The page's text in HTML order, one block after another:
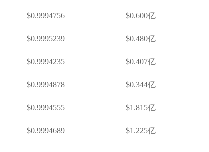
$0.9994756 $0.600亿
$0.9995239 $0.480亿
$0.9994235 $0.407亿
$0.9994878 $0.344亿
$0.9994555 $1.815亿
$0.9994689 $1.225亿